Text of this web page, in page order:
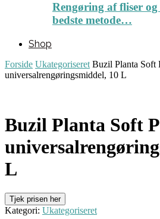
Rengøring af fliser
bedste metode…
Shop
Forside Ukategoriseret Buzil Planta Soft
universalrengøringsmiddel, 10 L
Buzil Planta Soft
L
Tjek prisen her
Kategori: Ukategoriseret